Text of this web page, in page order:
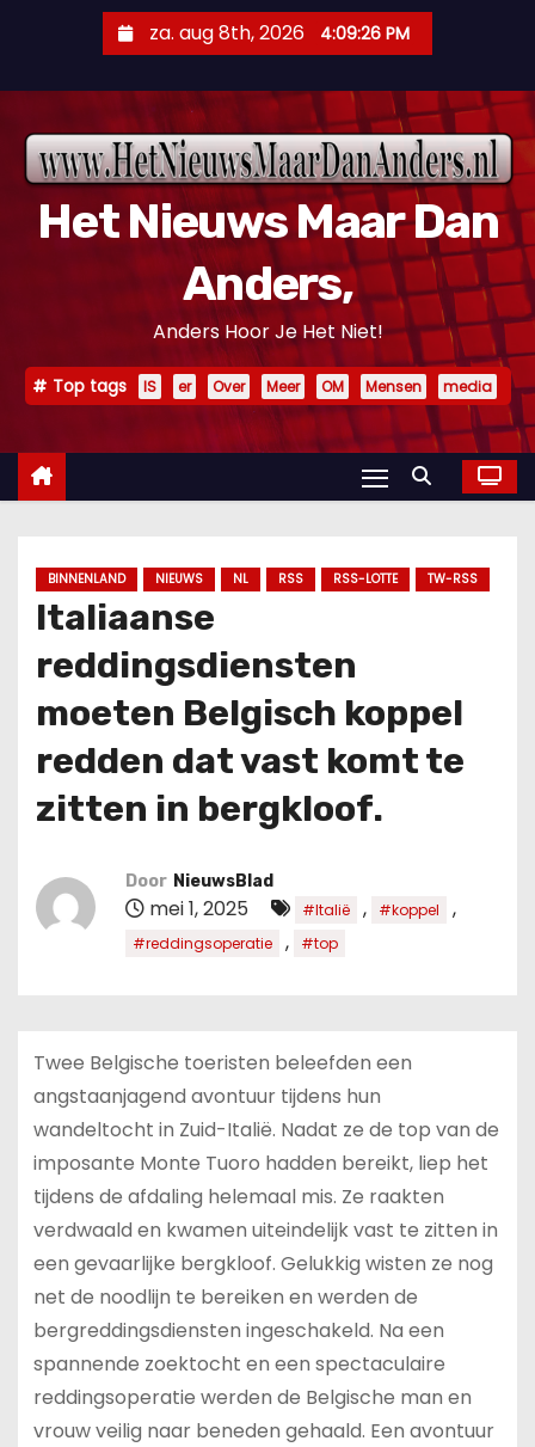
n
za. aug 8th, 2026 4:09:27 PM
Het Nieuws Maar Dan
Anders,
Anders Hoor Je Het Niet!
Top tags IS er Over Meer OM Mensen media
BINNENLAND NIEUWS NL RSS RSS-LOTTE TW-RSS
Italiaanse
reddingsdiensten
moeten Belgisch koppel
redden dat vast komt te
zitten in bergkloof.
Door NieuwsBlad
mei 1, 2025 #Italië , #koppel ,
#reddingsoperatie , #top
Twee Belgische toeristen beleefden een
angstaanjagend avontuur tijdens hun
wandeltocht in Zuid-Italië. Nadat ze de top van de
imposante Monte Tuoro hadden bereikt, liep het
tijdens de afdaling helemaal mis. Ze raakten
verdwaald en kwamen uiteindelijk vast te zitten in
een gevaarlijke bergkloof. Gelukkig wisten ze nog
net de noodlijn te bereiken en werden de
bergreddingsdiensten ingeschakeld. Na een
spannende zoektocht en een spectaculaire
reddingsoperatie werden de Belgische man en
vrouw veilig naar beneden gehaald. Een avontuur